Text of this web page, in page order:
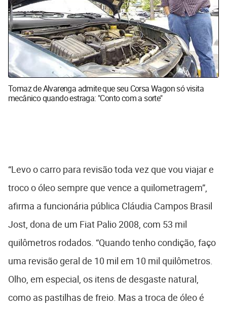
Tomaz de Alvarenga admite que seu Corsa Wagon só visita
mecânico quando estraga: "Conto com a sorte"
“Levo o carro para revisão toda vez que vou viajar e
troco o óleo sempre que vence a quilometragem”,
afirma a funcionária pública Cláudia Campos Brasil
Jost, dona de um Fiat Palio 2008, com 53 mil
quilômetros rodados. “Quando tenho condição, faço
uma revisão geral de 10 mil em 10 mil quilômetros.
Olho, em especial, os itens de desgaste natural,
como as pastilhas de freio. Mas a troca de óleo é